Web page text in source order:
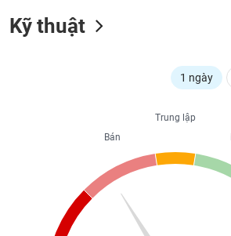
Kỹ thuật
1 ngày
Trung lập
Bán
DÙNG